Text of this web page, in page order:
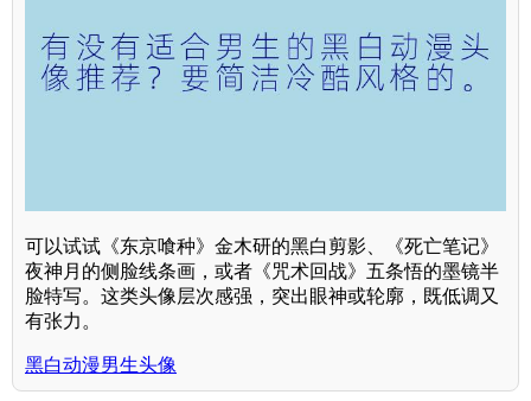
可以试试《东京喰种》金木研的黑白剪影、《死亡笔记》
夜神月的侧脸线条画，或者《咒术回战》五条悟的墨镜半
脸特写。这类头像层次感强，突出眼神或轮廓，既低调又
有张力。
黑白动漫男生头像